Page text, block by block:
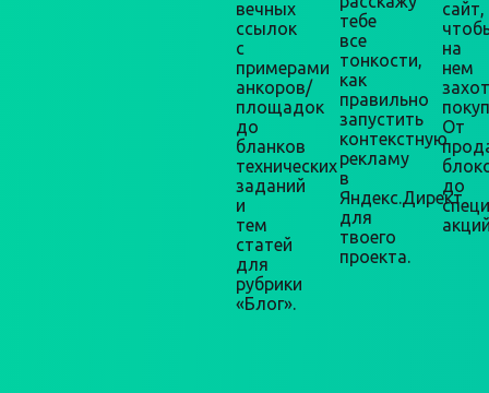
вечных
ссылок
с
примерами
анкоров/
площадок
до
бланков
технических
заданий
и
тем
статей
для
рубрики
«Блог».
тебе
все
тонкости,
как
правильно
запустить
контекстную
рекламу
в
Яндекс.Директ
для
твоего
проекта.
сайт,
на
нем
От
до